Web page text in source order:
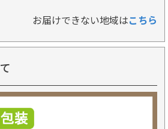
お届けできない地域はこちら